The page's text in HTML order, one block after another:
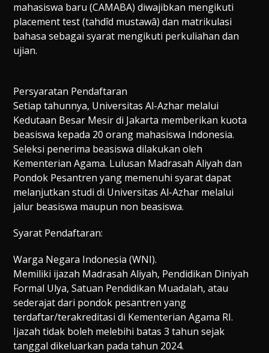
mahasiswa baru (CAMABA) diwajibkan mengikuti
placement test (tahdîd mustawâ) dan matrikulasi
bahasa sebagai syarat mengikuti perkuliahan dan
ujian.
Persyaratan Pendaftaran
Setiap tahunnya, Universitas Al-Azhar melalui
Kedutaan Besar Mesir di Jakarta memberikan kuota
beasiswa kepada 20 orang mahasiswa Indonesia.
Seleksi penerima beasiswa dilakukan oleh
Kementerian Agama. Lulusan Madrasah Aliyah dan
Pondok Pesantren yang memenuhi syarat dapat
melanjutkan studi di Universitas Al-Azhar melalui
jalur beasiswa maupun non beasiswa.
Syarat Pendaftaran:
Warga Negara Indonesia (WNI).
Memiliki ijazah Madrasah Aliyah, Pendidikan Diniyah
Formal Ulya, Satuan Pendidikan Muadalah, atau
sederajat dari pondok pesantren yang
terdaftar/terakreditasi di Kementerian Agama RI.
Ijazah tidak boleh melebihi batas 3 tahun sejak
tanggal dikeluarkan pada tahun 2024.